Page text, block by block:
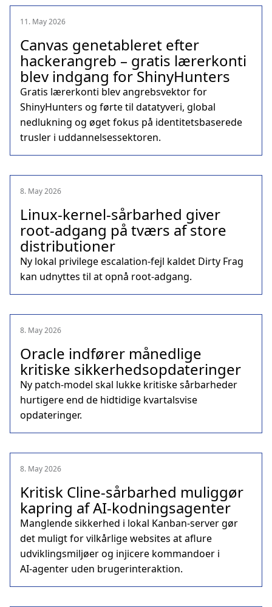
11. May 2026
Canvas genetableret efter
hackerangreb – gratis lærerkonti
blev indgang for ShinyHunters
Gratis lærerkonti blev angrebsvektor for
ShinyHunters og førte til datatyveri, global
nedlukning og øget fokus på identitetsbaserede
trusler i uddannelsessektoren.
8. May 2026
Linux‑kernel‑sårbarhed giver
root‑adgang på tværs af store
distributioner
Ny lokal privilege escalation‑fejl kaldet Dirty Frag
kan udnyttes til at opnå root‑adgang.
8. May 2026
Oracle indfører månedlige
kritiske sikkerhedsopdateringer
Ny patch‑model skal lukke kritiske sårbarheder
hurtigere end de hidtidige kvartalsvise
opdateringer.
8. May 2026
Kritisk Cline‑sårbarhed muliggør
kapring af AI‑kodningsagenter
Manglende sikkerhed i lokal Kanban‑server gør
det muligt for vilkårlige websites at aflure
udviklingsmiljøer og injicere kommandoer i
AI‑agenter uden brugerinteraktion.